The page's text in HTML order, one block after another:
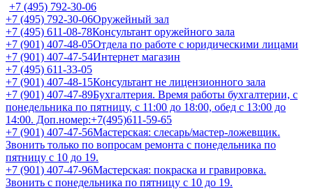
+7 (495) 792-30-06
+7 (495) 792-30-06Оружейный зал
+7 (495) 611-08-78Консультант оружейного зала
+7 (901) 407-48-05Отдела по работе с юридическими лицами
+7 (901) 407-47-54Интернет магазин
+7 (495) 611-33-05
+7 (901) 407-48-15Консультант не лицензионного зала
+7 (901) 407-47-89Бухгалтерия. Время работы бухгалтерии, с
понедельника по пятницу, с 11:00 до 18:00, обед с 13:00 до
14:00. Доп.номер:+7(495)611-59-65
+7 (901) 407-47-56Мастерская: слесарь/мастер-ложевщик.
Звонить только по вопросам ремонта с понедельника по
пятницу с 10 до 19.
+7 (901) 407-47-96Мастерская: покраска и гравировка.
Звонить с понедельника по пятницу с 10 до 19.